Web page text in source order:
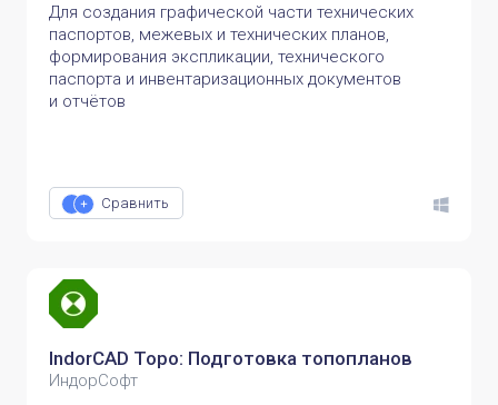
Для создания графической части технических
паспортов, межевых и технических планов,
формирования экспликации, технического
паспорта и инвентаризационных документов
и отчётов
Сравнить
IndorCAD Topo: Подготовка топопланов
ИндорСофт